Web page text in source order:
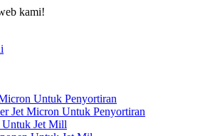
kami!
Untuk Penyortiran
Jet Micron Untuk Penyortiran
Jet Mill